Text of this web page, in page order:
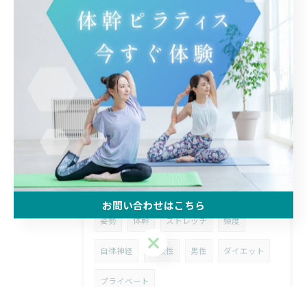
2026/05/19
ターンアウトが難しいと感じている人へ
タグ Tags
オンライン ピラティス 初心者
姿勢 体幹 ストレッチ 頻度
自律神経 柔軟性 男性 ダイエット
プライベート
お問い合わせはこちら
お問い合わせはこちら